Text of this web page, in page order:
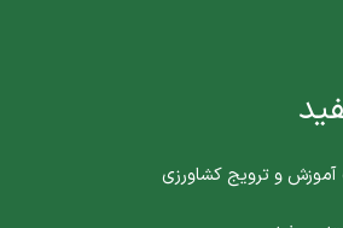
و ترویج کشاورزی